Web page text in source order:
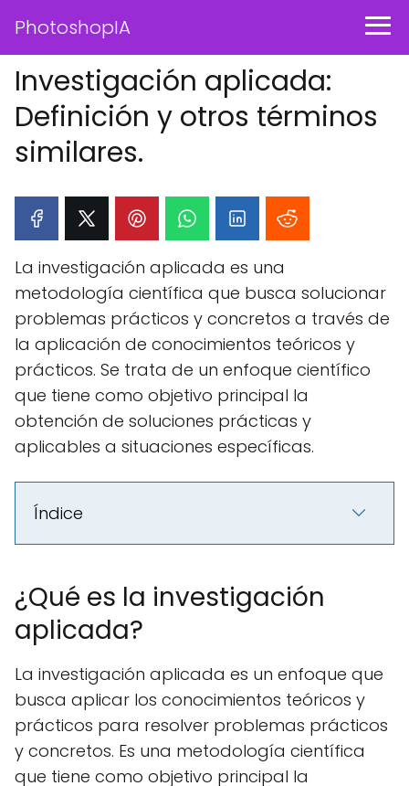
PhotoshopIA
Investigación aplicada:
Definición y otros términos
similares.
La investigación aplicada es una
metodología científica que busca solucionar
problemas prácticos y concretos a través de
la aplicación de conocimientos teóricos y
prácticos. Se trata de un enfoque científico
que tiene como objetivo principal la
obtención de soluciones prácticas y
aplicables a situaciones específicas.
Índice
¿Qué es la investigación
aplicada?
La investigación aplicada es un enfoque que
busca aplicar los conocimientos teóricos y
prácticos para resolver problemas prácticos
y concretos. Es una metodología científica
que tiene como objetivo principal la